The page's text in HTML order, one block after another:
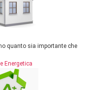
quanto sia importante che
Energetica